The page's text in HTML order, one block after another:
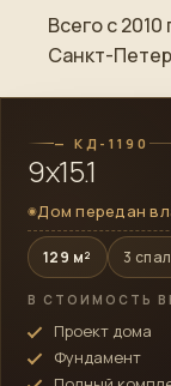
Всего с
Санкт-
ПОСТРОЕННЫЙ
Смотреть
— КД-1190
9х15.1
◉Дом передан
129 м² 3
В СТОИМОСТЬ
Проект дома
Фундамент